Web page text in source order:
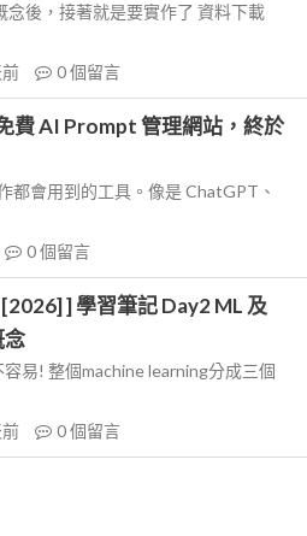
後，接著就是要實作了 資料下載
0個留言
費 AI Prompt 管理網站，終於
都會用到的工具。像是 ChatGPT、
0個留言
] 學習筆記 Day2 ML 及
易! 整個machine learning分成三個
0個留言